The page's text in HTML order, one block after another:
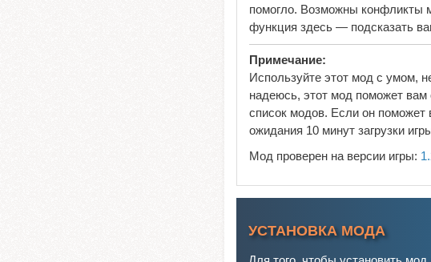
помогло. Возможны конфликты
функция здесь — подсказать
Примечание:
Используйте этот мод с умом,
надеюсь, этот мод поможет вам
список модов. Если он поможет
ожидания 10 минут загрузки
Мод проверен на версии игры:
УСТАНОВКА МОДА